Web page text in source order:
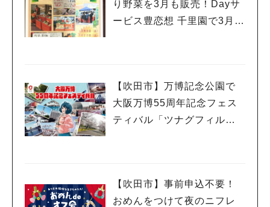
り野菜を3月も販売！Dayサ
ービス豊恋想 千里園で3月8
【吹田市】万博記念公園で
大阪万博55周年記念フェス
ティバル「ツナグフィルム1
【吹田市】事前申込不要！
おめんをつけて夜のニフレ